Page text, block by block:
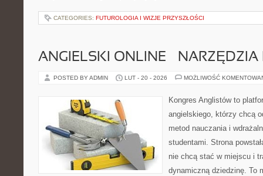
CATEGORIES: FUTUROLOGIA I WIZJE PRZYSZŁOŚCI
ANGIELSKI ONLINE – NARZĘDZIA
POSTED BY ADMIN LUT - 20 - 2026 MOŻLIWOŚĆ
Kongres Anglistów to
angielskiego, którzy chcą
metod nauczania i
studentami. Strona
nie chcą stać w miejscu i
dynamiczną dziedzinę. To